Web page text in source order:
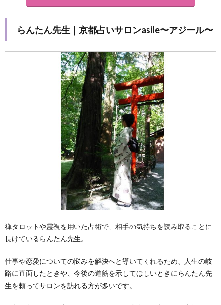
らんたん先生｜京都占いサロンasile〜アジール〜
禅タロットや霊視を用いた占術で、相手の気持ちを読み取ることに
長けているらんたん先生。
仕事や恋愛についての悩みを解決へと導いてくれるため、人生の岐
路に直面したときや、今後の道筋を示してほしいときにらんたん先
生を頼ってサロンを訪れる方が多いです。